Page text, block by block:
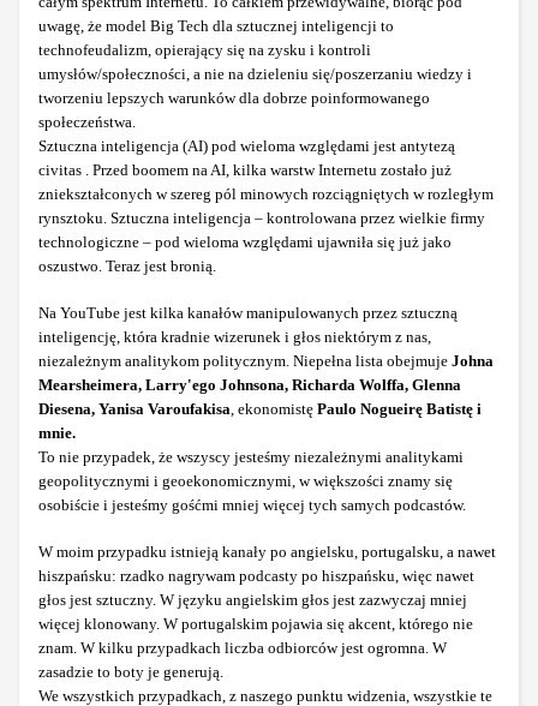
uwagę, że model Big Tech dla sztucznej inteligencji to
technofeudalizm, opierający się na zysku i kontroli
umysłów/społeczności, a nie na dzieleniu się/poszerzaniu wiedzy i
tworzeniu lepszych warunków dla dobrze poinformowanego
społeczeństwa.
Sztuczna inteligencja (AI) pod wieloma względami jest antytezą
civitas . Przed boomem na AI, kilka warstw Internetu zostało już
zniekształconych w szereg pól minowych rozciągniętych w rozległym
rynsztoku. Sztuczna inteligencja – kontrolowana przez wielkie firmy
technologiczne – pod wieloma względami ujawniła się już jako
oszustwo. Teraz jest bronią.
Na YouTube jest kilka kanałów manipulowanych przez sztuczną
inteligencję, która kradnie wizerunek i głos niektórym z nas,
niezależnym analitykom politycznym. Niepełna lista obejmuje Johna
Mearsheimera, Larry'ego Johnsona, Richarda Wolffa, Glenna
Diesena, Yanisa Varoufakisa , ekonomistę Paulo Nogueirę Batistę i
mnie.
To nie przypadek, że wszyscy jesteśmy niezależnymi analitykami
geopolitycznymi i geoekonomicznymi, w większości znamy się
osobiście i jesteśmy gośćmi mniej więcej tych samych podcastów.
W moim przypadku istnieją kanały po angielsku, portugalsku, a nawet
hiszpańsku: rzadko nagrywam podcasty po hiszpańsku, więc nawet
głos jest sztuczny. W języku angielskim głos jest zazwyczaj mniej
więcej klonowany. W portugalskim pojawia się akcent, którego nie
znam. W kilku przypadkach liczba odbiorców jest ogromna. W
zasadzie to boty je generują.
We wszystkich przypadkach, z naszego punktu widzenia, wszystkie te